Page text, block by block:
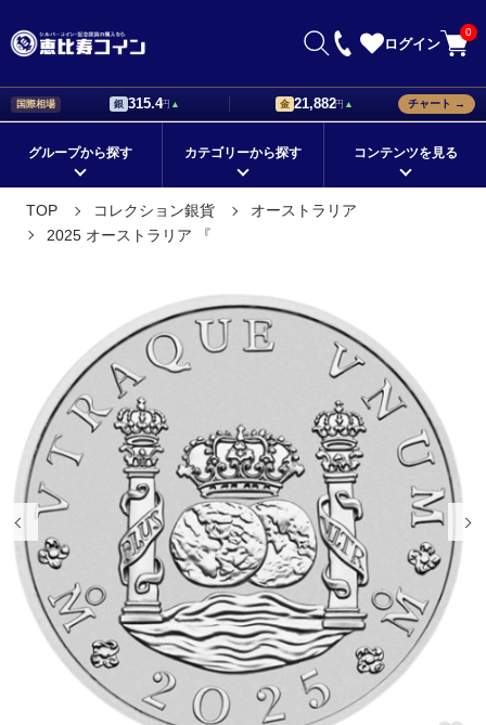
ログイン
0
国際相場 銀 315.4円 ▲ 金 21,882円 ▲ チャート →
グループから探す カテゴリーから探す コンテンツを見る
在庫ありの商品 国から探す
定番の地金型銀貨 コレクションに最適！
プレゼントにオススメ！ ★新着順すべての商品
鑑定済みコイン 人気のカラーコイン
クリスマスギフト
メイプルリーフ銀貨 イーグル銀貨
ドナルド・トランプ デザイン
ゲルマニア銀貨 コレクション銀貨
金貨
パラジウム スリーグレイセス（三美神）
ウナとライオン カンガルー銀貨
コアラ銀貨 カワセミ銀貨
クルーガーランド銀貨 パンダ銀貨
リベルタード銀貨 エレファント銀貨
初心者が知っておきたい銀貨の
選び方！
銀貨の値段はどう決まる？価格
ントとは
海外銀貨の価値と人気が上がる
理由について解説
外国銀貨を集めて珍しい銀貨の
コレクションを作ろう
価値のある外国銀貨の特徴を購
入前に知ろう
銀貨の販売店で珍しいコレクシ
ョン品を手に入れよう
銀貨を通販で購入できる方法。
そのメリットとは
銀貨の相場と事前に調べておく
メリットとは
銀貨をコレクションするなら評
判を調べておこう
銀貨の買取方法と高値にする方
法について解説
銀貨の口コミで押さえたいポイ
ントや見方、注意点とは
コレクションに最適！おすすめ
の銀貨を紹介
銀貨が人気の理由は？注目が集
まっている種類を解説
銀貨の購入方法とは？ネットで
完結する通販がおすすめ
銀貨の相場は今いくら？価格の
銀貨の価値を見極める方法と
TOP コレクション銀貨
オーストラリア
2025 オーストラリア 『